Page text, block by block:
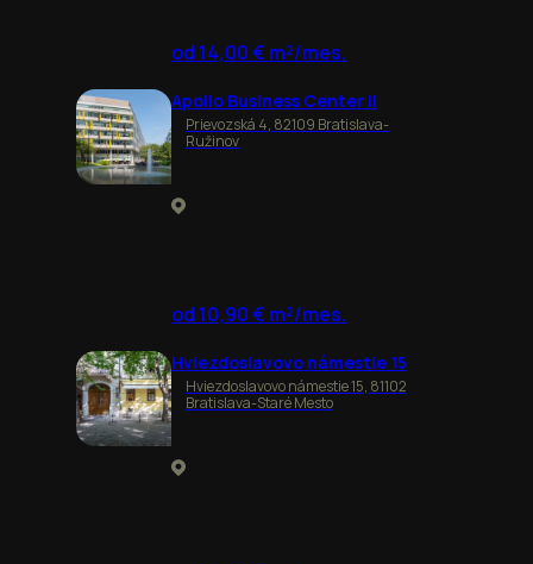
od 14,00 € m²/mes.
Apollo Business Center II
Prievozská 4, 82109 Bratislava-
Ružinov
od 10,90 € m²/mes.
Hviezdoslavovo námestie 15
Hviezdoslavovo námestie 15, 81102
Bratislava-Staré Mesto